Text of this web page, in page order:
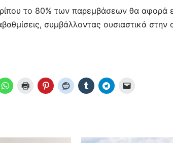
το 80% των παρεμβάσεων θα αφορά
συμβάλλοντας ουσιαστικά